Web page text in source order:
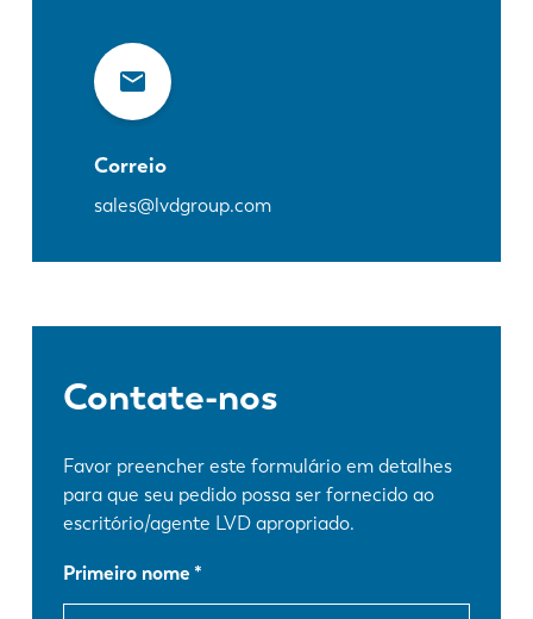
Correio
sales@lvdgroup.com
Contate-nos
Favor preencher este formulário em detalhes
para que seu pedido possa ser fornecido ao
escritório/agente LVD apropriado.
Primeiro nome